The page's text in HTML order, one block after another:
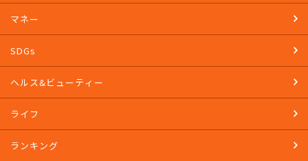
マネー
SDGs
ヘルス&ビューティー
ライフ
ランキング